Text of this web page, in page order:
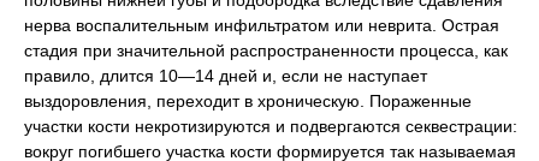
нерва воспалительным инфильтратом или неврита. Острая
стадия при значительной распространенности процесса, как
правило, длится 10—14 дней и, если не наступает
выздоровления, переходит в хроническую. Пораженные
участки кости некротизируются и подвергаются секвестрации:
вокруг погибшего участка кости формируется так называемая